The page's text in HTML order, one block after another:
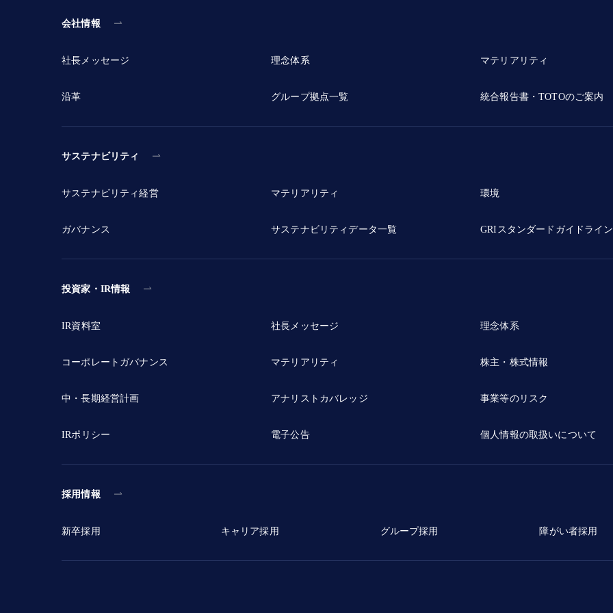
会社情報
社長メッセージ 理念体系 マテリアリティ
沿革 グループ拠点一覧 統合報告書・TOTOのご案内
サステナビリティ
サステナビリティ経営 マテリアリティ 環境
ガバナンス サステナビリティデータ一覧 GRIスタンダードガイドライ
投資家・IR情報
IR資料室 社長メッセージ 理念体系
コーポレートガバナンス マテリアリティ 株主・株式情報
中・長期経営計画 アナリストカバレッジ 事業等のリスク
IRポリシー 電子公告 個人情報の取扱いについて
採用情報
新卒採用 キャリア採用 グループ採用 障がい者採用